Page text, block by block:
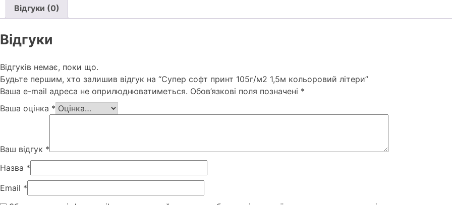
Відгуки (0)
Відгуки
Відгуків немає, поки що.
Будьте першим, хто залишив відгук на “Супер софт принт 105г/м2 1,5м кольоровий літери”
Ваша e-mail адреса не оприлюднюватиметься. Обов’язкові поля позначені *
Ваша оцінка *
Ваш відгук *
Назва *
Email *